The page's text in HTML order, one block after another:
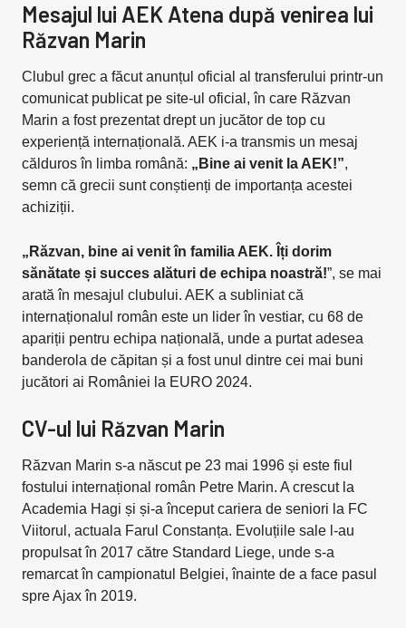
Mesajul lui AEK Atena după venirea lui
Răzvan Marin
Clubul grec a făcut anunțul oficial al transferului printr-un
comunicat publicat pe site-ul oficial, în care Răzvan
Marin a fost prezentat drept un jucător de top cu
experiență internațională. AEK i-a transmis un mesaj
călduros în limba română: „Bine ai venit la AEK!”,
semn că grecii sunt conștienți de importanța acestei
achiziții.
„Răzvan, bine ai venit în familia AEK. Îți dorim
sănătate și succes alături de echipa noastră!”, se mai
arată în mesajul clubului. AEK a subliniat că
internaționalul român este un lider în vestiar, cu 68 de
apariții pentru echipa națională, unde a purtat adesea
banderola de căpitan și a fost unul dintre cei mai buni
jucători ai României la EURO 2024.
CV-ul lui Răzvan Marin
Răzvan Marin s-a născut pe 23 mai 1996 și este fiul
fostului internațional român Petre Marin. A crescut la
Academia Hagi și și-a început cariera de seniori la FC
Viitorul, actuala Farul Constanța. Evoluțiile sale l-au
propulsat în 2017 către Standard Liege, unde s-a
remarcat în campionatul Belgiei, înainte de a face pasul
spre Ajax în 2019.